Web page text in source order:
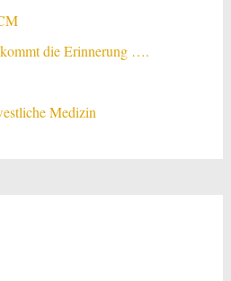
die Erinnerung ….
Medizin